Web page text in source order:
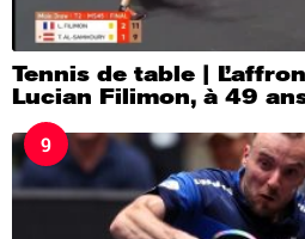
Tennis de table |
Lucian Filimon, à 49
9